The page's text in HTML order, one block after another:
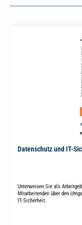
Datenschutz und IT-
Unterweisen Sie als
Mitarbeitenden über den
IT-Sicherheit.